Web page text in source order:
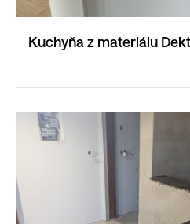
Kuchyňa z materiálu